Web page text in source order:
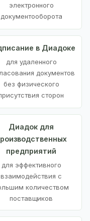
электронного
документооборота
в Диадоке
для удаленного
документов
без физического
сторон
Диадок для
предприятий
для эффективного
взаимодействия с
количеством
поставщиков